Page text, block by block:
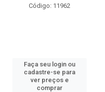
Código: 11962
Faça seu login ou
cadastre-se para
ver preços e
comprar